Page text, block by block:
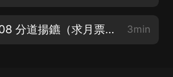
毛澤東與江青08 分道揚鑣（求月票！求好評！求訂閱！） 3min